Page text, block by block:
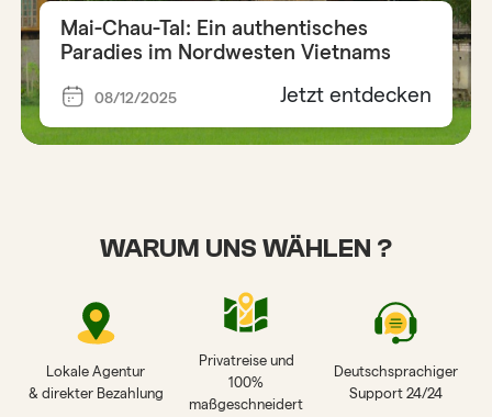
Mai-Chau-Tal: Ein authentisches
Paradies im Nordwesten Vietnams
08/12/2025 Jetzt entdecken
WARUM UNS WÄHLEN ?
Lokale Agentur
& direkter Bezahlung
Privatreise und
100%
maßgeschneidert
Deutschsprachiger
Support 24/24